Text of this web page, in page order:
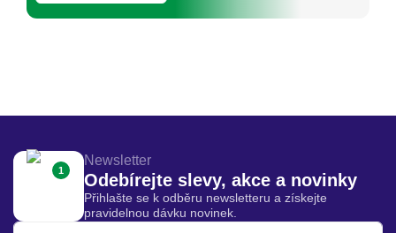
1
Newsletter
Odebírejte slevy, akce a novinky
Přihlašte se k odběru newsletteru a získejte
pravidelnou dávku novinek.